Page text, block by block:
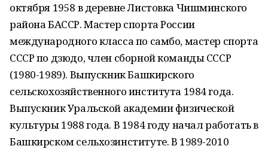
октября 1958 в деревне Листовка Чишминского
района БАССР. Мастер спорта России
международного класса по самбо, мастер спорта
СССР по дзюдо, член сборной команды СССР
(1980-1989). Выпускник Башкирского
сельскохозяйственного института 1984 года.
Выпускник Уральской академии физической
культуры 1988 года. В 1984 году начал работать в
Башкирском сельхозинституте. В 1989-2010